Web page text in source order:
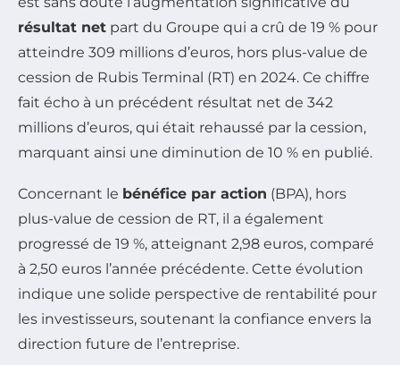
résultat net part du Groupe qui a crû de 19 % pour
atteindre 309 millions d’euros, hors plus-value de
cession de Rubis Terminal (RT) en 2024. Ce chiffre
fait écho à un précédent résultat net de 342
millions d’euros, qui était rehaussé par la cession,
marquant ainsi une diminution de 10 % en publié.
Concernant le bénéfice par action (BPA), hors
plus-value de cession de RT, il a également
progressé de 19 %, atteignant 2,98 euros, comparé
à 2,50 euros l’année précédente. Cette évolution
indique une solide perspective de rentabilité pour
les investisseurs, soutenant la confiance envers la
direction future de l’entreprise.